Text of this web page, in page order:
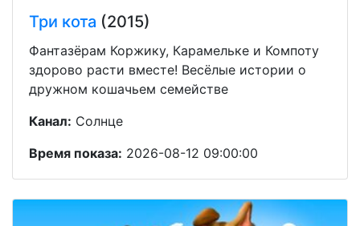
Три кота (2015)
Фантазёрам Коржику, Карамельке и Компоту
здорово расти вместе! Весёлые истории о
дружном кошачьем семействе
Канал: Солнце
Время показа: 2026-08-12 09:00:00